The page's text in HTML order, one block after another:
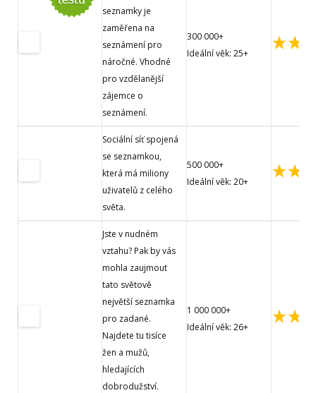
seznamky je
zaměřena na
seznámení pro
náročné. Vhodné
pro vzdělanější
zájemce o
seznámení.
300 000+
Ideální věk: 25+
Sociální síť spojená
se seznamkou,
která má miliony
uživatelů z celého
světa.
500 000+
Ideální věk: 20+
Jste v nudném
vztahu? Pak by vás
mohla zaujmout
tato světově
největší seznamka
pro zadané.
Najdete tu tisíce
žen a mužů,
hledajících
dobrodužství.
1 000 000+
Ideální věk: 26+